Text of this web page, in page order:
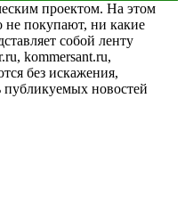
проектом. На этом
не покупают, ни какие
собой ленту
kommersant.ru,
без искажения,
публикуемых новостей